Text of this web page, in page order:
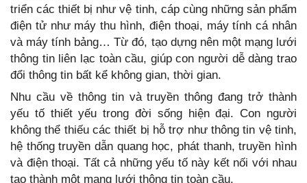
triển các thiết bị như vệ tinh, cáp cùng những sản phẩm
điện tử như máy thu hình, điện thoại, máy tính cá nhân
và máy tính bảng… Từ đó, tạo dựng nên một mạng lưới
thông tin liên lạc toàn cầu, giúp con người dễ dàng trao
đổi thông tin bất kể không gian, thời gian.
Nhu cầu về thông tin và truyền thông đang trở thành
yếu tố thiết yếu trong đời sống hiện đại. Con người
không thể thiếu các thiết bị hỗ trợ như thông tin vệ tinh,
hệ thống truyền dẫn quang học, phát thanh, truyền hình
và điện thoại. Tất cả những yếu tố này kết nối với nhau
tạo thành một mạng lưới thông tin toàn cầu.